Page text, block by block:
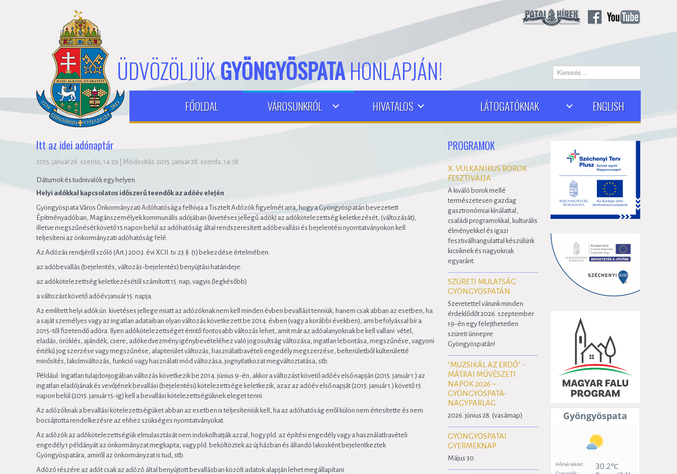
ÜDVÖZÖLJÜKGYÖNGYÖSPATAHONLAPJÁN! Keresés...
FŐOLDAL VÁROSUNKRÓL HIVATALOS LÁTOGATÓKNAK ENGLISH
Itt az idei adónaptár
2015. január 28. szerda, 14:29 Módosítás: 2015. január 28. szerda, 14:38
Dátumok és tudnivalók egy helyen.
Helyi adókkal kapcsolatos időszerű teendők az adóév elején
Gyöngyöspata Város Önkormányzati Adóhatósága felhívja a Tisztelt Adózók figyelmét arra, hogy a Gyöngyöspatán bevezetett
Építményadóban, Magánszemélyek kommunális adójában (kivetéses jellegű adók) az adókötelezettség keletkezését, (változását),
illetve megszűnését követő 15 napon belül az adóhatóság által rendszeresített adóbevallási és bejelentési nyomtatványokon kell
teljesíteni az önkormányzati adóhatóság felé.
Az Adózás rendjéről szóló (Art.) 2003. évi XCII. tv. 23.§. (1) bekezdése értelmében
az adóbevallás (bejelentés, változás-bejelentés) benyújtási határideje:
az adókötelezettség keletkezésétől számított 15. nap, vagyis (legkésőbb)
a változást követő adóév január 15. napja.
Az említett helyi adók ún. kivetéses jellege miatt az adózóknak nem kell minden évben bevallást tenniük, hanem csak abban az esetben, ha
a saját személyes vagy az ingatlan adataiban olyan változás következett be 2014. évben (vagy a korábbi években), ami befolyással bír a
2015-től fizetendő adóra. Ilyen adókötelezettséget érintő fontosabb változás lehet, amit már az adóalanyoknak be kell vallani: vétel,
eladás, öröklés, ajándék, csere, adókedvezmény igénybevételéhez való jogosultság változása, ingatlan lebontása, megszűnése, vagyoni
értékű jog szerzése vagy megszűnése, alapterület változás, használatbavételi engedély megszerzése, belterületből külterületté
minősítés, lakcímváltozás, funkció vagy használati mód változása, jognyilatkozat megváltoztatása, stb.
Például: Ingatlan tulajdonjogában változás következik be 2014. június 9-én, akkor a változást követő adóév első napján (2015. január 1.) az
ingatlan eladójának és vevőjének bevallási (bejelentési) kötelezettsége keletkezik, azaz az adóév első napját (2015. január 1.) követő 15
napon belül (2015. január 15-ig) kell a bevallási kötelezettségüknek eleget tenni.
Az adózóknak a bevallási kötelezettségüket abban az esetben is teljesíteniük kell, ha az adóhatóság erről külön nem értesítette és nem
bocsájtotta rendelkezésre az ehhez szükséges nyomtatványokat.
Az adózók az adókötelezettségük elmulasztását nem indokolhatják azzal, hogy pld. az építési engedély vagy a használatbavételi
engedély 1 példányát az önkormányzat megkapta, vagy pld. beköltöztek az új házban és állandó lakosként bejelentkeztek
Gyöngyöspatára, amiről az önkormányzat is tud, stb.
Adózó részére az adót csak az adózó által benyújtott bevallásban közölt adatok alapján lehet megállapítani.
PROGRAMOK
X. VULKANIKUS BOROK
FESZTIVÁLJA
A kiváló borok mellé
természetesen gazdag
gasztronómiai kínálattal,
családi programokkal, kulturális
élményekkel és igazi
fesztiválhangulattal készülünk
kicsiknek és nagyoknak
egyaránt.
SZÜRETI MULATSÁG
GYÖNGYÖSPATÁN
Szeretettel várunk minden
érdeklődőt 2026. szeptember
19-én egy felejthetetlen
szüreti ünnepre
Gyöngyöspatán!
"MUZSIKÁL AZ ERDŐ" -
MÁTRAI MŰVÉSZETI
NAPOK 2026 –
GYÖNGYÖSPATA-
NAGYPARLAG
2026. június 28. (vasárnap)
GYÖNGYÖSPATAI
GYERMEKNAP
Május 30.